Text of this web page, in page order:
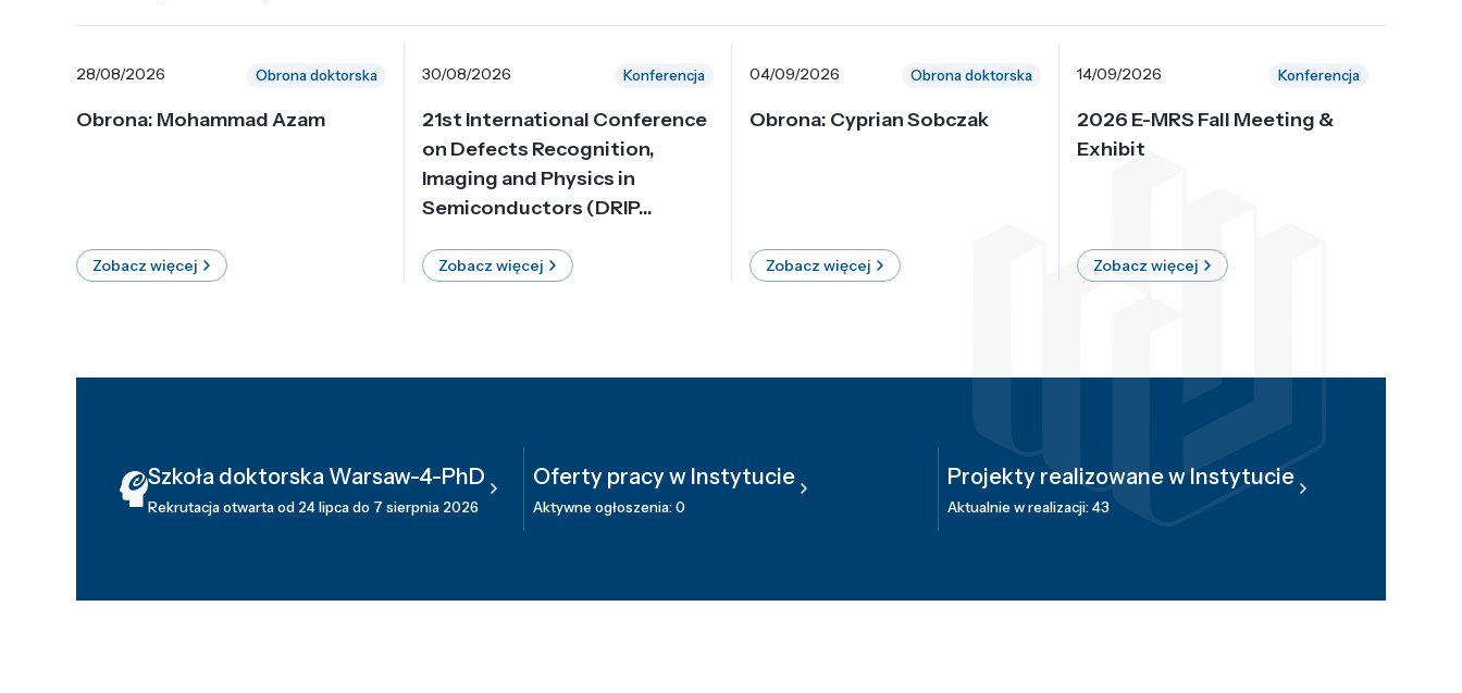
28/08/2026 Obrona doktorska
Obrona: Mohammad Azam
Zobacz więcej
30/08/2026 Konferencja
21st International Conference
on Defects Recognition,
Imaging and Physics in
Semiconductors (DRIP...
Zobacz więcej
04/09/2026 Obrona doktorska
Obrona: Cyprian Sobczak
Zobacz więcej
14/09/2026 Konferencja
2026 E-MRS Fall Meeting &
Exhibit
Zobacz więcej
Szkoła doktorska Warsaw-4-PhD
Rekrutacja otwarta od 24 lipca do 7 sierpnia 2026
Oferty pracy w Instytucie
Aktywne ogłoszenia: 0
Projekty realizowane w Instytucie
Aktualnie w realizacji: 43